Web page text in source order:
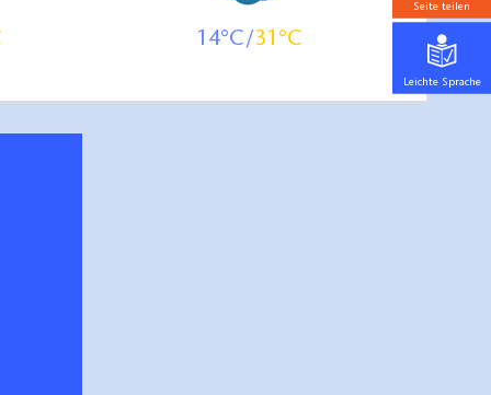
14 31
Seite teilen
Leichte Sprache